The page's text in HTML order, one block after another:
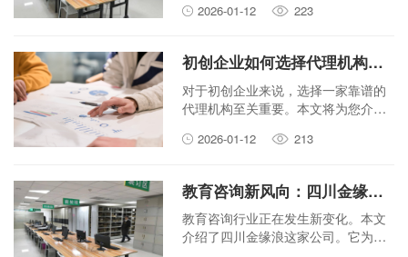
金缘浪能够为学生的升学、学业以及
2026-01-12 223
初创企业如何选择代理机构？金缘浪一站式服务助您高效落地
对于初创企业来说，选择一家靠谱的
代理机构至关重要。本文将为您介绍
通过一站式服务帮助您高效落地。
2026-01-12 213
教育咨询新风向：四川金缘浪为教育领域提供哪些专业支持？
教育咨询行业正在发生新变化。本文
介绍了四川金缘浪这家公司。它为学